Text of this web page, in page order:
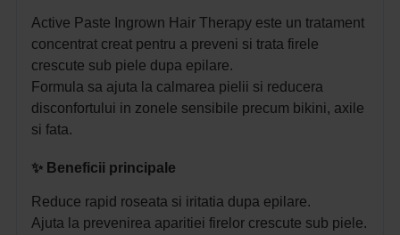
Active Paste Ingrown Hair Therapy este un tratament
concentrat creat pentru a preveni si trata firele
crescute sub piele dupa epilare.
Formula sa ajuta la calmarea pielii si reducera
disconfortului in zonele sensibile precum bikini, axile
si fata.
✨ Beneficii principale
Reduce rapid roseata si iritatia dupa epilare.
Ajuta la prevenirea aparitiei firelor crescute sub piele.